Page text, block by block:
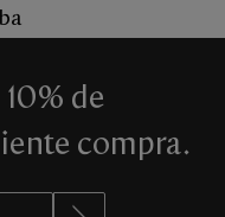
de
compra.